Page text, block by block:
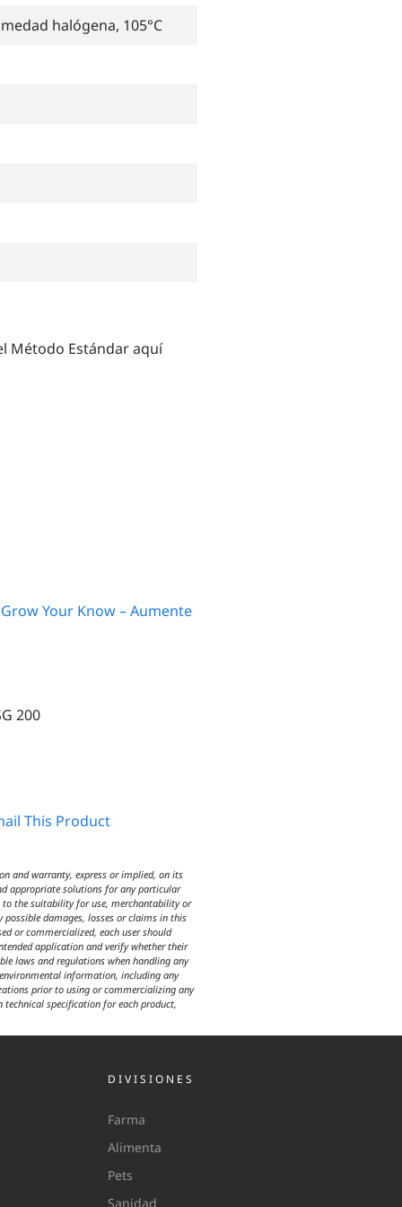
halógena, 105°C
Método Estándar aquí
Grow Your Know – Aumente
200
This Product
and warranty, express or implied, on its
appropriate solutions for any particular
to the suitability for use, merchantability or
damages, losses or claims in this
or commercialized, each user should
application and verify whether their
laws and regulations when handling any
information, including any
prior to using or commercializing any
specification for each product,
DIVISIONES
Farma
Alimenta
Pets
Sanidad